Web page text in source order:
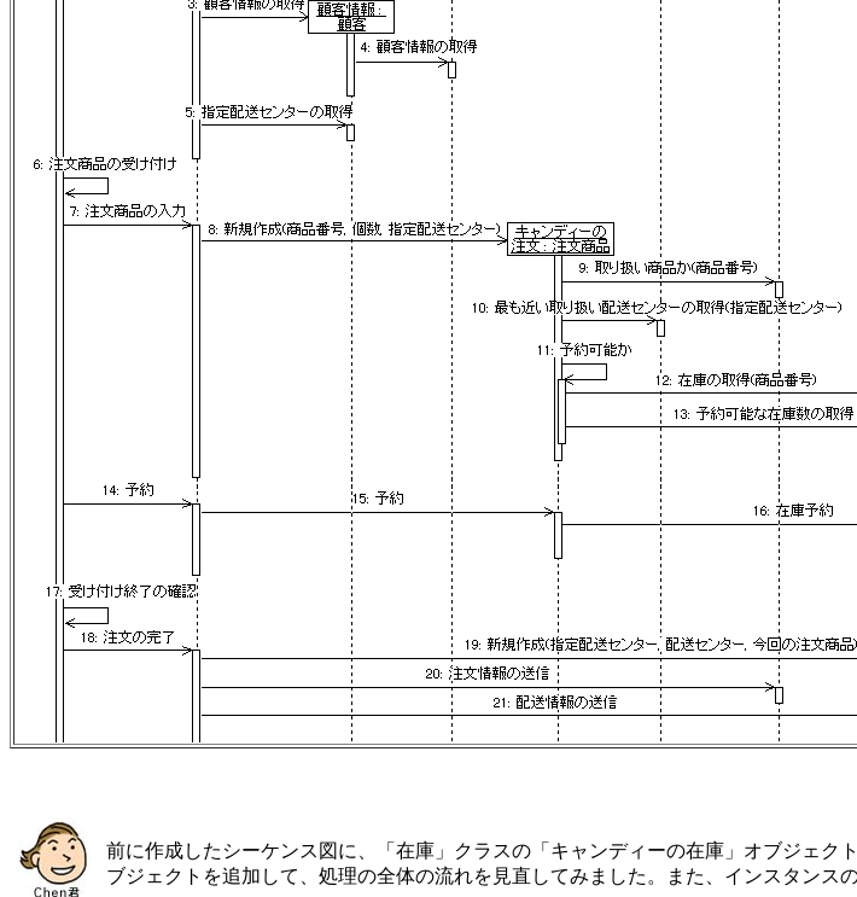
前に作成したシーケンス図に、「在庫」クラスの「キャンディーの在庫」オブジェ
ブジェクトを追加して、処理の全体の流れを見直してみました。また、インスタンス